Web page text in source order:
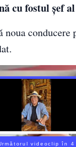
cu fostul şef
conducere
videoclip în 3